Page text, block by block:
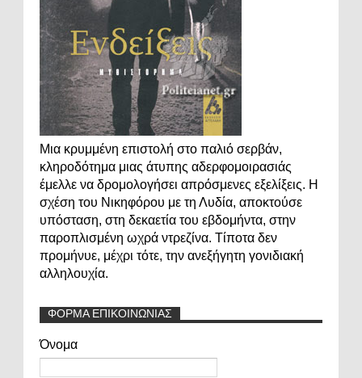
Μια κρυμμένη επιστολή στο παλιό σερβάν,
κληροδότημα μιας άτυπης αδερφομοιρασιάς
έμελλε να δρομολογήσει απρόσμενες εξελίξεις. Η
σχέση του Νικηφόρου με τη Λυδία, αποκτούσε
υπόσταση, στη δεκαετία του εβδομήντα, στην
παροπλισμένη ωχρά ντρεζίνα. Τίποτα δεν
προμήνυε, μέχρι τότε, την ανεξήγητη γονιδιακή
αλληλουχία.
ΦΟΡΜΑ ΕΠΙΚΟΙΝΩΝΙΑΣ
Όνομα